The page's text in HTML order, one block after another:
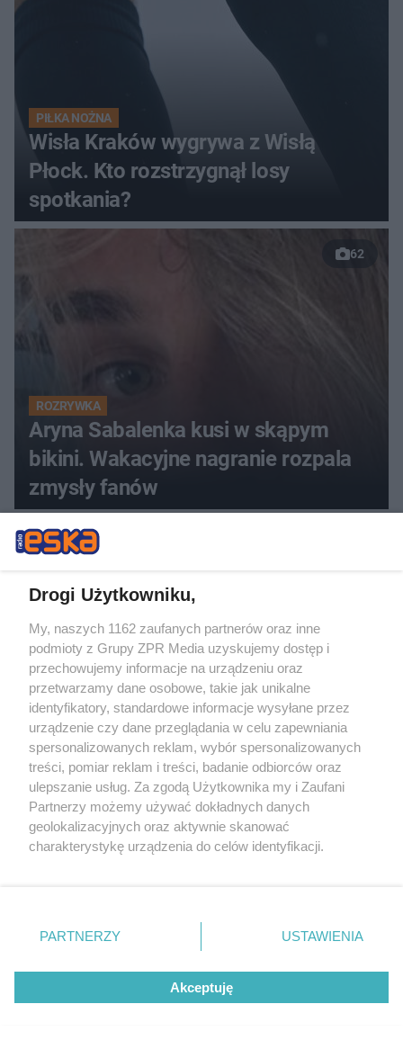
PIŁKA NOŻNA
Wisła Kraków wygrywa z Wisłą
Płock. Kto rozstrzygnął losy
spotkania?
62
ROZRYWKA
Aryna Sabalenka kusi w skąpym
bikini. Wakacyjne nagranie rozpala
zmysły fanów
ZOBACZ WIĘCEJ
Drogi Użytkowniku,
My, naszych 1162 zaufanych partnerów oraz inne
podmioty z Grupy ZPR Media uzyskujemy dostęp i
przechowujemy informacje na urządzeniu oraz
przetwarzamy dane osobowe, takie jak unikalne
identyfikatory, standardowe informacje wysyłane przez
urządzenie czy dane przeglądania w celu zapewniania
spersonalizowanych reklam, wybór spersonalizowanych
treści, pomiar reklam i treści, badanie odbiorców oraz
ulepszanie usług. Za zgodą Użytkownika my i Zaufani
Partnerzy możemy używać dokładnych danych
geolokalizacyjnych oraz aktywnie skanować
charakterystykę urządzenia do celów identyfikacji.
zmienić/wycofać klikając przycisk ustawień prywatności
znajdujący się w lewym dolnym rogu strony
rodzaje przetwarzania danych nie wymagają zgody
użytkownika, ale masz prawo sprzeciwić się takiemu
przetwarzaniu. Preferencje będą miały zastosowanie tylko
PARTNERZY USTAWIENIA
Akceptuję